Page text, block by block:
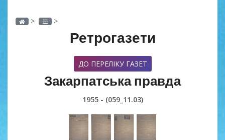
> >
Ретрогазети
ДО ПЕРЕЛІКУ ГАЗЕТ
Закарпатська правда
1955 - (059_11.03)